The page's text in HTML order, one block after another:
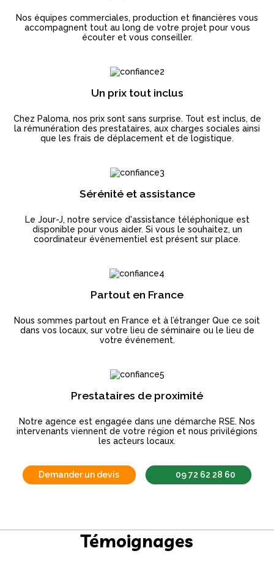
Nos équipes commerciales, production et financières vous
accompagnent tout au long de votre projet pour vous
écouter et vous conseiller.
Un prix tout inclus
Chez Paloma, nos prix sont sans surprise. Tout est inclus, de
la rémunération des prestataires, aux charges sociales ainsi
que les frais de déplacement et de logistique.
Sérénité et assistance
Le Jour-J, notre service d'assistance téléphonique est
disponible pour vous aider. Si vous le souhaitez, un
coordinateur évènementiel est présent sur place.
Partout en France
Nous sommes partout en France et à l’étranger Que ce soit
dans vos locaux, sur votre lieu de séminaire ou le lieu de
votre événement.
Prestataires de proximité
Notre agence est engagée dans une démarche RSE. Nos
intervenants viennent de votre région et nous privilégions
les acteurs locaux.
Demander un devis 09 72 62 28 60
Témoignages